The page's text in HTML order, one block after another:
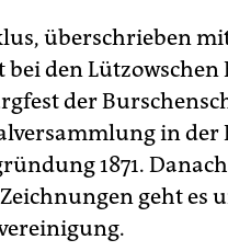
überschrieben
den Lützowschen
der
in der
1871.
geht es